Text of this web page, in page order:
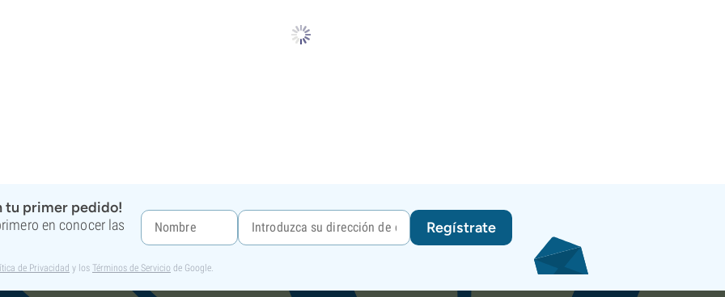
tu primer pedido!
en conocer las
Regístrate
de Privacidad y los Términos de Servicio de Google.